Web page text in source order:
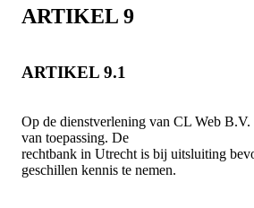
ARTIKEL 9
ARTIKEL 9.1
Op de dienstverlening van CL Web B.V.
van toepassing. De
rechtbank in Utrecht is bij uitsluiting
geschillen kennis te nemen.